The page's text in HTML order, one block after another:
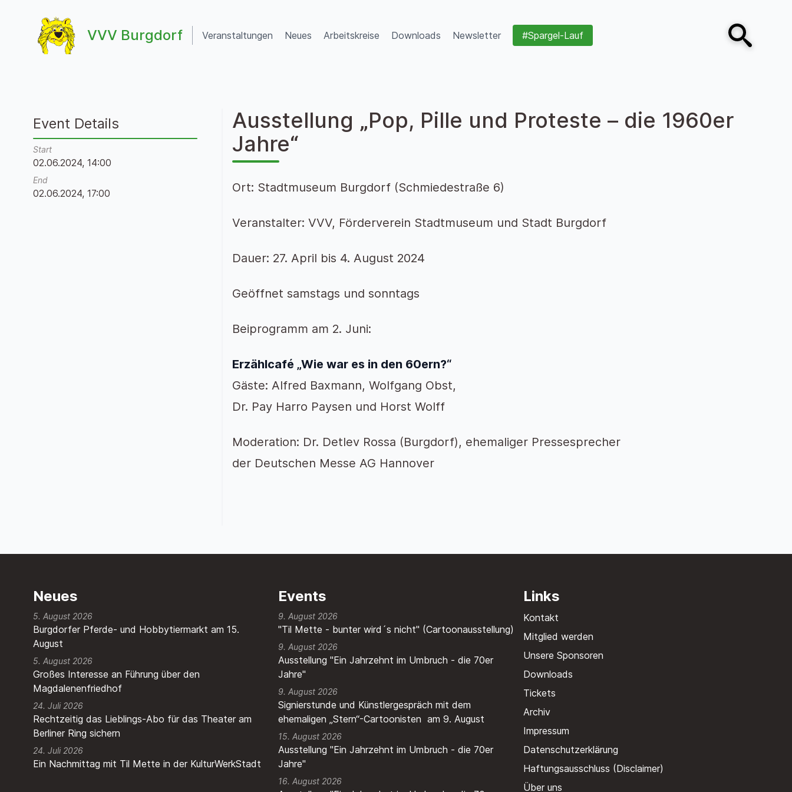
VVV Burgdorf
VVV Burgdorf
Veranstaltungen Neues Arbeitskreise Downloads Newsletter #Spargel-Lauf
Open search
Ausstellung „Pop, Pille und Proteste – die 1960er
Jahre“
Ort: Stadtmuseum Burgdorf (Schmiedestraße 6)
Veranstalter: VVV, Förderverein Stadtmuseum und Stadt Burgdorf
Dauer: 27. April bis 4. August 2024
Geöffnet samstags und sonntags
Beiprogramm am 2. Juni:
Erzählcafé „Wie war es in den 60ern?“
Gäste: Alfred Baxmann, Wolfgang Obst,
Dr. Pay Harro Paysen und Horst Wolff
Moderation: Dr. Detlev Rossa (Burgdorf), ehemaliger Pressesprecher
der Deutschen Messe AG Hannover
Event Details
Start
02.06.2024, 14:00
End
02.06.2024, 17:00
Neues
Burgdorfer Pferde- und Hobbytiermarkt am 15.
August
5. August 2026
Großes Interesse an Führung über den
Magdalenenfriedhof
5. August 2026
Rechtzeitig das Lieblings-Abo für das Theater am
Berliner Ring sichern
24. Juli 2026
Ein Nachmittag mit Til Mette in der KulturWerkStadt
24. Juli 2026
Events
9. August 2026
"Til Mette - bunter wird´s nicht" (Cartoonausstellung)
9. August 2026
Ausstellung "Ein Jahrzehnt im Umbruch - die 70er
Jahre"
9. August 2026
Signierstunde und Künstlergespräch mit dem
ehemaligen „Stern“-Cartoonisten am 9. August
15. August 2026
Ausstellung "Ein Jahrzehnt im Umbruch - die 70er
Jahre"
16. August 2026
Links
Kontakt
Mitglied werden
Unsere Sponsoren
Downloads
Tickets
Archiv
Impressum
Datenschutzerklärung
Haftungsausschluss (Disclaimer)
Über uns